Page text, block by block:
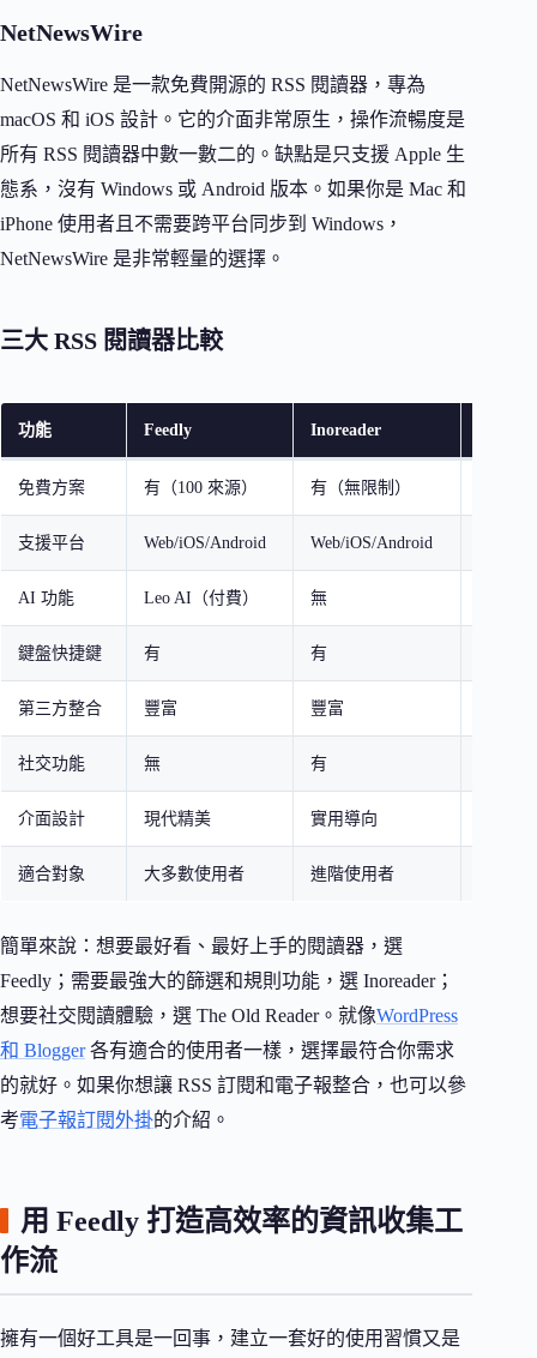
NetNewsWire
NetNewsWire 是一款免費開源的 RSS 閱讀器，專為
macOS 和 iOS 設計。它的介面非常原生，操作流暢度是
所有 RSS 閱讀器中數一數二的。缺點是只支援 Apple 生
態系，沒有 Windows 或 Android 版本。如果你是 Mac 和
iPhone 使用者且不需要跨平台同步到 Windows，
NetNewsWire 是非常輕量的選擇。
三大 RSS 閱讀器比較
功能 Feedly Inoreader
免費方案 有（100 來源） 有（無限制）
支援平台 Web/iOS/Android Web/iOS/Android
AI 功能 Leo AI（付費） 無
鍵盤快捷鍵 有 有
第三方整合 豐富 豐富
社交功能 無 有
介面設計 現代精美 實用導向
適合對象 大多數使用者 進階使用者
簡單來說：想要最好看、最好上手的閱讀器，選
Feedly；需要最強大的篩選和規則功能，選 Inoreader；
想要社交閱讀體驗，選 The Old Reader。就像WordPress
和 Blogger各有適合的使用者一樣，選擇最符合你需求
的就好。如果你想讓 RSS 訂閱和電子報整合，也可以參
考電子報訂閱外掛的介紹。
用 Feedly 打造高效率的資訊收集工
作流
擁有一個好工具是一回事，建立一套好的使用習慣又是